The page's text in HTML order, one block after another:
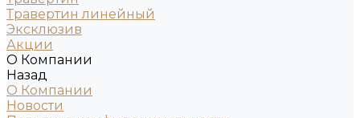
Травертин линейный
Эксклюзив
Акции
О Компании
Назад
О Компании
Новости